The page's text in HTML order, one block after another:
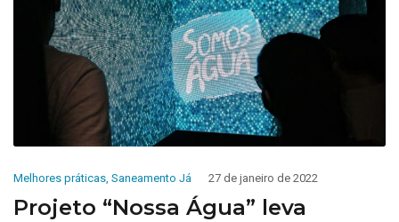
Melhores práticas Saneamento Já 27 de janeiro de 2022
Projeto “Nossa Água” leva